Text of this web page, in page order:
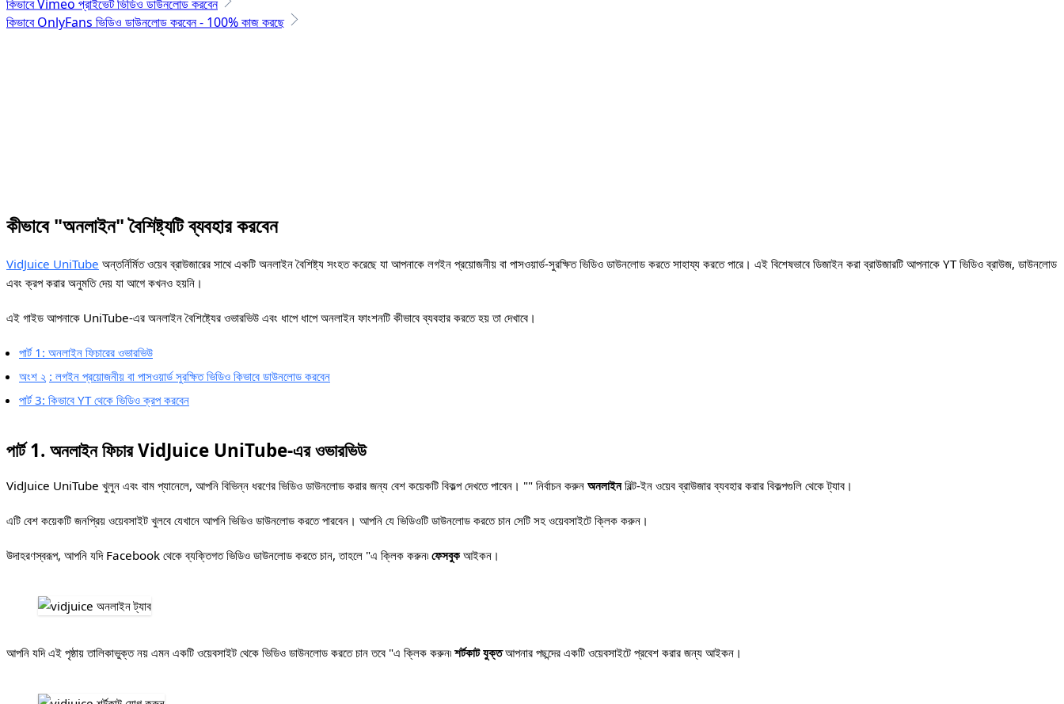
কিভাবে Vimeo প্রাইভেট ভিডিও ডাউনলোড করবেন
কিভাবে OnlyFans ভিডিও ডাউনলোড করবেন - 100% কাজ করছে
কীভাবে "অনলাইন" বৈশিষ্ট্যটি ব্যবহার করবেন
VidJuice UniTube অন্তর্নির্মিত ওয়েব ব্রাউজারের সাথে একটি অনলাইন বৈশিষ্ট্য সংহত করেছে যা আপনাকে লগইন প্রয়োজনীয় বা পাসওয়ার্ড-সুরক্ষিত ভিডিও ডাউনলোড করতে সাহায্য করতে পারে। এই বিশেষভাবে ডিজাইন করা ব্রাউজারটি আপনাকে YT ভিডিও ব্রাউজ, ডাউনলোড
এবং ক্রপ করার অনুমতি দেয় যা আগে কখনও হয়নি।
এই গাইড আপনাকে UniTube-এর অনলাইন বৈশিষ্ট্যের ওভারভিউ এবং ধাপে ধাপে অনলাইন ফাংশনটি কীভাবে ব্যবহার করতে হয় তা দেখাবে।
পার্ট 1: অনলাইন ফিচারের ওভারভিউ
অংশ ২ : লগইন প্রয়োজনীয় বা পাসওয়ার্ড সুরক্ষিত ভিডিও কিভাবে ডাউনলোড করবেন
পার্ট 3: কিভাবে YT থেকে ভিডিও ক্রপ করবেন
পার্ট 1. অনলাইন ফিচার VidJuice UniTube-এর ওভারভিউ
VidJuice UniTube খুলুন এবং বাম প্যানেলে, আপনি বিভিন্ন ধরণের ভিডিও ডাউনলোড করার জন্য বেশ কয়েকটি বিকল্প দেখতে পাবেন। "" নির্বাচন করুন অনলাইনবিল্ট-ইন ওয়েব ব্রাউজার ব্যবহার করার বিকল্পগুলি থেকে ট্যাব।
এটি বেশ কয়েকটি জনপ্রিয় ওয়েবসাইট খুলবে যেখানে আপনি ভিডিও ডাউনলোড করতে পারবেন। আপনি যে ভিডিওটি ডাউনলোড করতে চান সেটি সহ ওয়েবসাইটে ক্লিক করুন।
উদাহরণস্বরূপ, আপনি যদি Facebook থেকে ব্যক্তিগত ভিডিও ডাউনলোড করতে চান, তাহলে "এ ক্লিক করুন৷ ফেসবুকআইকন।
আপনি যদি এই পৃষ্ঠায় তালিকাভুক্ত নয় এমন একটি ওয়েবসাইট থেকে ভিডিও ডাউনলোড করতে চান তবে "এ ক্লিক করুন৷ শর্টকাট যুক্তআপনার পছন্দের একটি ওয়েবসাইটে প্রবেশ করার জন্য আইকন।